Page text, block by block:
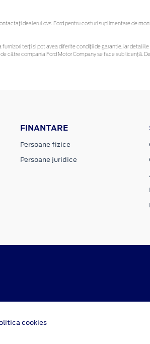
dealerul dvs. Ford pentru costuri suplimentare de
terți și pot avea diferite condiții de garanție, iar
către compania Ford Motor Company se face sub
FINANTARE
Persoane fizice
Persoane juridice
cookies